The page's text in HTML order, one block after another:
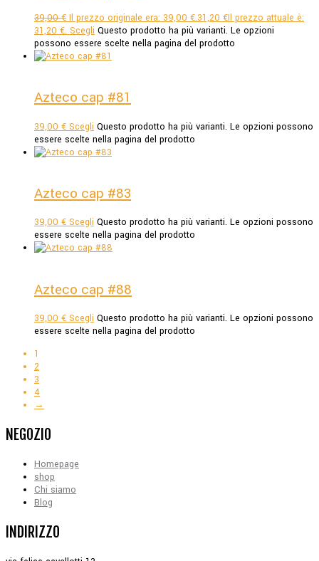
39,00€ Il prezzo originale era: 39,00 €.31,20 €Il prezzo attuale è:
31,20 €. Scegli Questo prodotto ha più varianti. Le opzioni
possono essere scelte nella pagina del prodotto
Azteco cap #81
39,00 € Scegli Questo prodotto ha più varianti. Le opzioni possono
essere scelte nella pagina del prodotto
Azteco cap #83
39,00 € Scegli Questo prodotto ha più varianti. Le opzioni possono
essere scelte nella pagina del prodotto
Azteco cap #88
39,00 € Scegli Questo prodotto ha più varianti. Le opzioni possono
essere scelte nella pagina del prodotto
1
2
3
4
→
NEGOZIO
Homepage
shop
Chi siamo
Blog
INDIRIZZO